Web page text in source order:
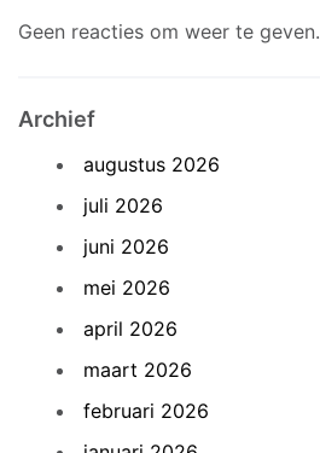
Geen reacties om weer te geven.
Archief
augustus 2026
juli 2026
juni 2026
mei 2026
april 2026
maart 2026
februari 2026